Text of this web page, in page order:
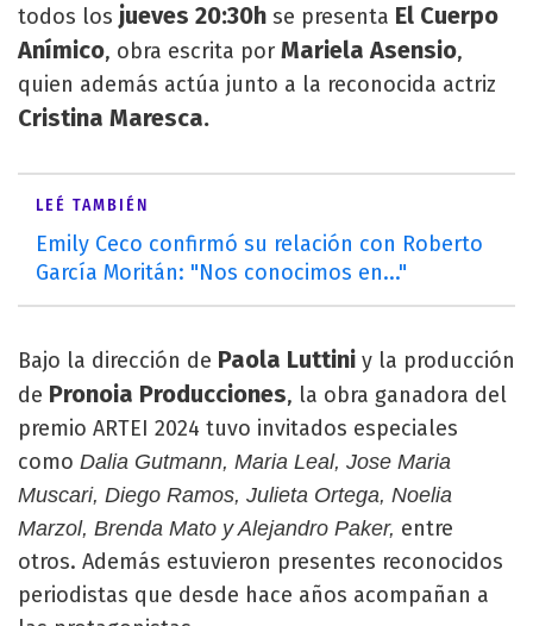
todos los jueves 20:30h se presenta El Cuerpo
Anímico, obra escrita por Mariela Asensio,
quien además actúa junto a la reconocida actriz
Cristina Maresca.
LEÉ TAMBIÉN
Emily Ceco confirmó su relación con Roberto
García Moritán: "Nos conocimos en..."
Bajo la dirección de Paola Luttini y la producción
de Pronoia Producciones, la obra ganadora del
premio ARTEI 2024 tuvo invitados especiales
como Dalia Gutmann, Maria Leal, Jose Maria
Muscari, Diego Ramos, Julieta Ortega, Noelia
Marzol, Brenda Mato y Alejandro Paker, entre
otros. Además estuvieron presentes reconocidos
periodistas que desde hace años acompañan a